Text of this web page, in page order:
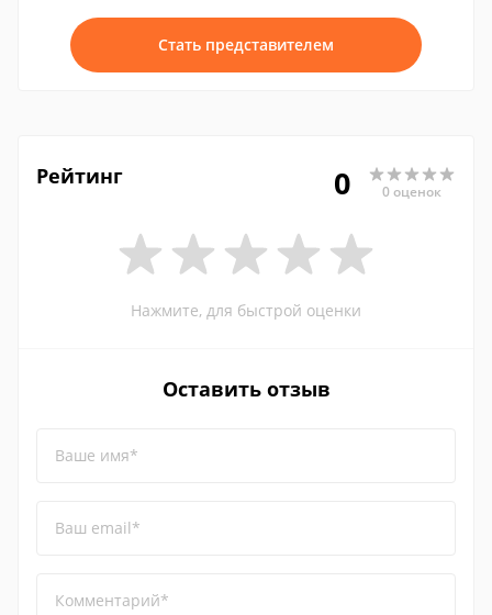
Стать представителем
Рейтинг 0 0 оценок
Нажмите, для быстрой оценки
Оставить отзыв
Ваше имя*
Ваш email*
Комментарий*